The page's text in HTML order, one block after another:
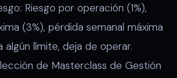
Riesgo por operación (1%),
(3%), pérdida semanal máxima
algún límite, deja de operar.
de Masterclass de Gestión